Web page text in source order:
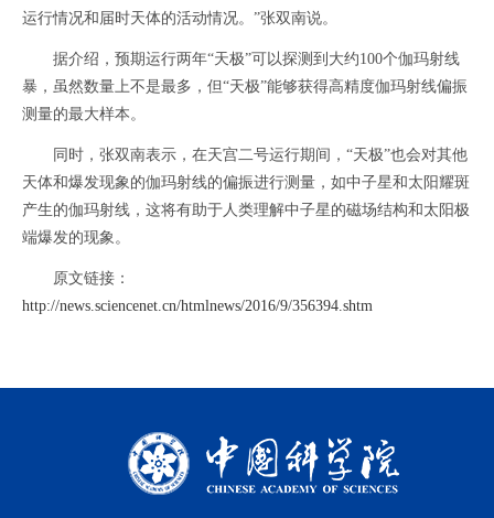
运行情况和届时天体的活动情况。”张双南说。
据介绍，预期运行两年“天极”可以探测到大约100个伽玛射线
暴，虽然数量上不是最多，但“天极”能够获得高精度伽玛射线偏振
测量的最大样本。
同时，张双南表示，在天宫二号运行期间，“天极”也会对其他
天体和爆发现象的伽玛射线的偏振进行测量，如中子星和太阳耀斑
产生的伽玛射线，这将有助于人类理解中子星的磁场结构和太阳极
端爆发的现象。
原文链接：
http://news.sciencenet.cn/htmlnews/2016/9/356394.shtm